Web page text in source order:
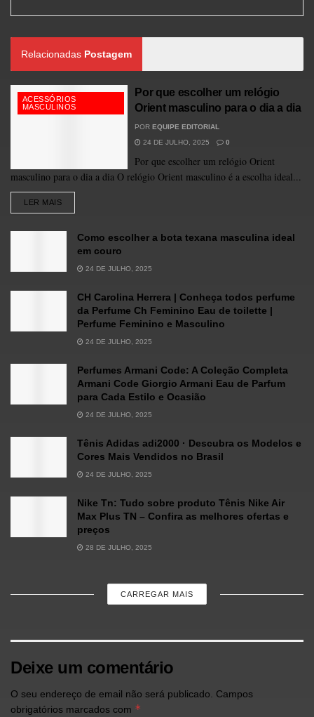
Relacionadas Postagem
ACESSÓRIOS
MASCULINOS
Por que escolher um relógio
Orient masculino para o dia a dia
POR EQUIPE EDITORIAL
24 DE JULHO, 2025
0
Por que escolher um relógio Orient
masculino para o dia a dia O relógio Orient masculino é a escolha ideal...
LER MAIS
Como escolher a bota texana masculina ideal
em couro
24 DE JULHO, 2025
CH Carolina Herrera | Conheça todos perfume
da Perfume Ch Feminino Eau de toilette |
Perfume Feminino e Masculino
24 DE JULHO, 2025
Perfumes Armani Code: A Coleção Completa
Armani Code Giorgio Armani Eau de Parfum
para Cada Estilo e Ocasião
24 DE JULHO, 2025
Tênis Adidas adi2000 · Descubra os Modelos e
Cores Mais Vendidos no Brasil
24 DE JULHO, 2025
Nike Tn: Tudo sobre produto Tênis Nike Air
Max Plus TN – Confira as melhores ofertas e
preços
28 DE JULHO, 2025
CARREGAR MAIS
Deixe um comentário
O seu endereço de email não será publicado. Campos
obrigatórios marcados com *